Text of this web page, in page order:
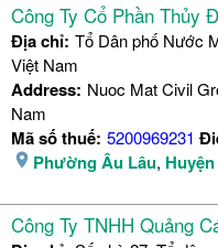
Công Ty Cổ Phần Thủy
Địa chỉ: Tổ Dân phố Nước
Việt Nam
Address: Nuoc Mat Civil
Nam
Mã số thuế: 5200969231
Phường Âu Lâu,
Công Ty TNHH Quảng